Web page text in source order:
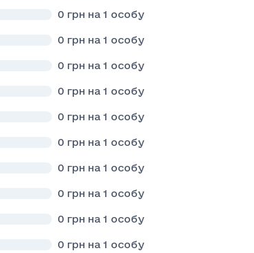
0 грн на 1 особу
0 грн на 1 особу
0 грн на 1 особу
0 грн на 1 особу
0 грн на 1 особу
0 грн на 1 особу
0 грн на 1 особу
0 грн на 1 особу
0 грн на 1 особу
0 грн на 1 особу